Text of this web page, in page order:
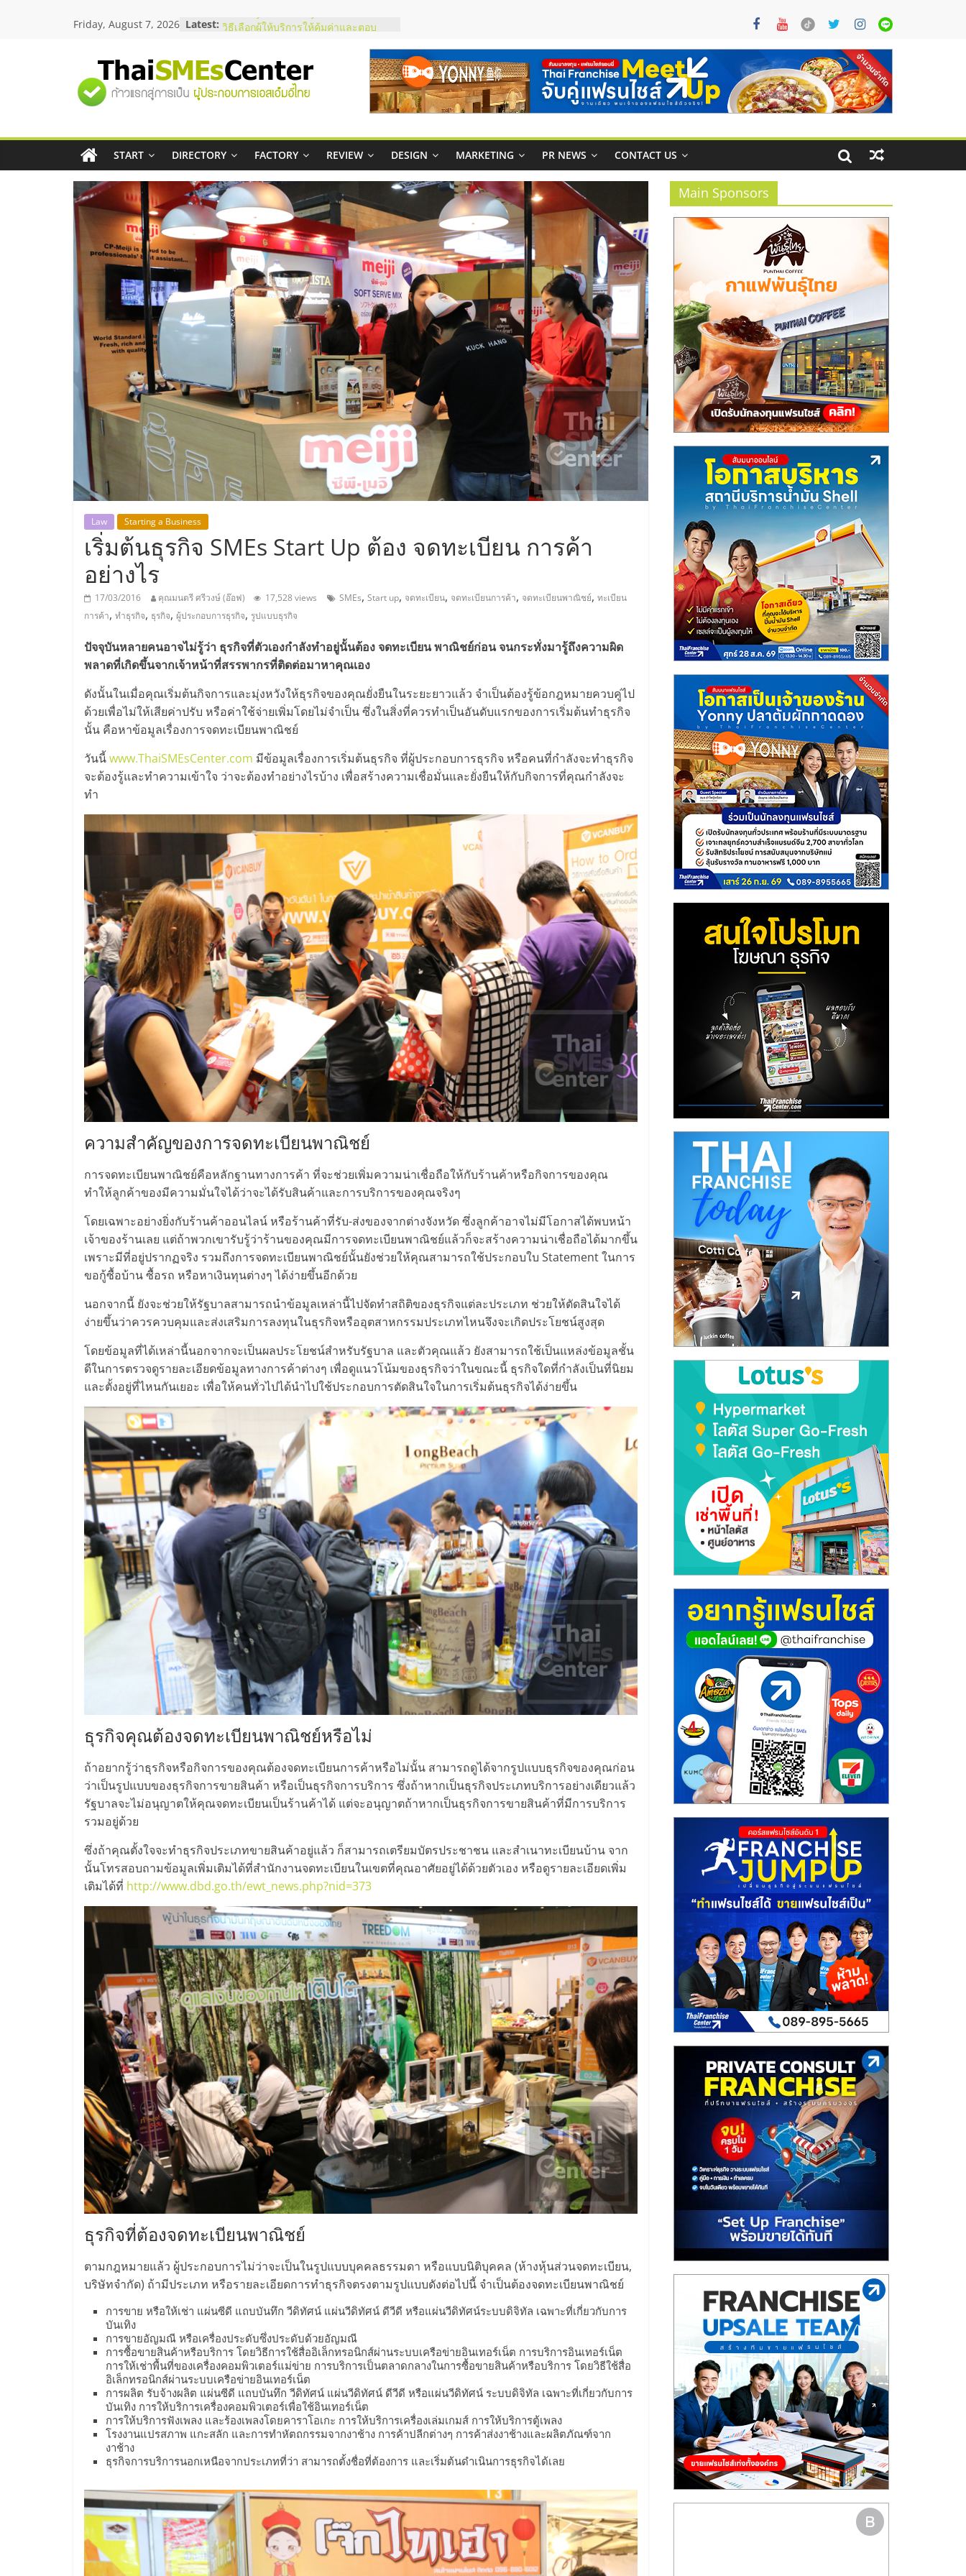
Friday, August 7, 2026 Latest: บริษัท Cybersecurity ในไทยที่ไหนดี?
อยากหาเงินทุน เพิ่มสภาพคล่องให้ธุรกิจ
เริ่มยังไงให้ผ่านฉลุย
สัมมนาออนไลน์ โอกาสบริหารสถานี
ThaiFranchise Meet Up จับคู่แฟรน
ไชส์ ครั้งที่ 8
ร้านเครื่องเสียงคุณภาพสูง พร้อม
โซลูชันระบบภาพและเสียง
"ศูนย์
รวม
ข้อมูล
ธุรกิจ
SME
แห่ง
ประเทศไทย,
ThaiSMEsCenter,
รวม
ธุรกิจ
เอ
ส
เอ็
มอี
ไทย,
SMEs,
แฟ
รน
ไชส์,
ที่
ปรึกษา
แฟ
รน
ไชส์,
รวม
แฟ
รน
ไชส์
ขาย
แฟ
รน
ไชส์
แฟ
รน
ไชส์
ขาย
หน้า
บ้าน
ลงทุน
น้อย
ทุน
ไว,
ที่
ปรึกษา
การ
ลงทุน
และ
ขยาย
สา
ขา
แฟ
รน
ไชส์,
ศูนย์
รวม
แฟ
รน
ไชส์
พร้อม
ทำเล
สำหรับ
เปิด
START DIRECTORY FACTORY REVIEW DESIGN MARKETING PR NEWS CONTACT US
Law Starting a Business
เริ่มต้นธุรกิจ SMEs Start Up ต้อง จดทะเบียน การค้า
อย่างไร
17/03/2016 คุณมนตรี ศรีวงษ์ (อ๊อฟ) 17,528 views SMEs, Start up, จดทะเบียน, จดทะเบียนการค้า, จดทะเบียนพาณิชย์, ทะเบียน
การค้า, ทำธุรกิจ, ธุรกิจ, ผู้ประกอบการธุรกิจ, รูปแบบธุรกิจ
ปัจจุบันหลายคนอาจไม่รู้ว่า ธุรกิจที่ตัวเองกำลังทำอยู่นั้นต้อง จดทะเบียน พาณิชย์ก่อน จนกระทั่งมารู้ถึงความผิด
พลาดที่เกิดขึ้นจากเจ้าหน้าที่สรรพากรที่ติดต่อมาหาคุณเอง
ดังนั้นในเมื่อคุณเริ่มต้นกิจการและมุ่งหวังให้ธุรกิจของคุณยั่งยืนในระยะยาวแล้ว จำเป็นต้องรู้ข้อกฎหมายควบคู่ไป
ด้วยเพื่อไม่ให้เสียค่าปรับ หรือค่าใช้จ่ายเพิ่มโดยไม่จำเป็น ซึ่งในสิ่งที่ควรทำเป็นอันดับแรกของการเริ่มต้นทำธุรกิจ
นั้น คือหาข้อมูลเรื่องการจดทะเบียนพาณิชย์
วันนี้www.ThaiSMEsCenter.com มีข้อมูลเรื่องการเริ่มต้นธุรกิจ ที่ผู้ประกอบการธุรกิจ หรือคนที่กำลังจะทำธุรกิจ
จะต้องรู้และทำความเข้าใจ ว่าจะต้องทำอย่างไรบ้าง เพื่อสร้างความเชื่อมั่นและยั่งยืนให้กับกิจการที่คุณกำลังจะ
ทำ
ความสำคัญของการจดทะเบียนพาณิชย์
การจดทะเบียนพาณิชย์คือหลักฐานทางการค้า ที่จะช่วยเพิ่มความน่าเชื่อถือให้กับร้านค้าหรือกิจการของคุณ
ทำให้ลูกค้าของมีความมั่นใจได้ว่าจะได้รับสินค้าและการบริการของคุณจริงๆ
โดยเฉพาะอย่างยิ่งกับร้านค้าออนไลน์ หรือร้านค้าที่รับ-ส่งของจากต่างจังหวัด ซึ่งลูกค้าอาจไม่มีโอกาสได้พบหน้า
เจ้าของร้านเลย แต่ถ้าพวกเขารับรู้ว่าร้านของคุณมีการจดทะเบียนพาณิชย์แล้วก็จะสร้างความน่าเชื่อถือได้มากขึ้น
เพราะมีที่อยู่ปรากฏจริง รวมถึงการจดทะเบียนพาณิชย์นั้นยังช่วยให้คุณสามารถใช้ประกอบใบ Statement ในการ
ขอกู้ซื้อบ้าน ซื้อรถ หรือหาเงินทุนต่างๆ ได้ง่ายขึ้นอีกด้วย
นอกจากนี้ ยังจะช่วยให้รัฐบาลสามารถนำข้อมูลเหล่านี้ไปจัดทำสถิติของธุรกิจแต่ละประเภท ช่วยให้ตัดสินใจได้
ง่ายขึ้นว่าควรควบคุมและส่งเสริมการลงทุนในธุรกิจหรืออุตสาหกรรมประเภทไหนจึงจะเกิดประโยชน์สูงสุด
โดยข้อมูลที่ได้เหล่านี้นอกจากจะเป็นผลประโยชน์สำหรับรัฐบาล และตัวคุณแล้ว ยังสามารถใช้เป็นแหล่งข้อมูลชั้น
ดีในการตรวจดูรายละเอียดข้อมูลทางการค้าต่างๆ เพื่อดูแนวโน้มของธุรกิจว่าในขณะนี้ ธุรกิจใดที่กำลังเป็นที่นิยม
และตั้งอยู่ที่ไหนกันเยอะ เพื่อให้คนทั่วไปได้นำไปใช้ประกอบการตัดสินใจในการเริ่มต้นธุรกิจได้ง่ายขึ้น
ธุรกิจคุณต้องจดทะเบียนพาณิชย์หรือไม่
ถ้าอยากรู้ว่าธุรกิจหรือกิจการของคุณต้องจดทะเบียนการค้าหรือไม่นั้น สามารถดูได้จากรูปแบบธุรกิจของคุณก่อน
ว่าเป็นรูปแบบของธุรกิจการขายสินค้า หรือเป็นธุรกิจการบริการ ซึ่งถ้าหากเป็นธุรกิจประเภทบริการอย่างเดียวแล้ว
รัฐบาลจะไม่อนุญาตให้คุณจดทะเบียนเป็นร้านค้าได้ แต่จะอนุญาตถ้าหากเป็นธุรกิจการขายสินค้าที่มีการบริการ
รวมอยู่ด้วย
ซึ่งถ้าคุณตั้งใจจะทำธุรกิจประเภทขายสินค้าอยู่แล้ว ก็สามารถเตรียมบัตรประชาชน และสำเนาทะเบียนบ้าน จาก
นั้นโทรสอบถามข้อมูลเพิ่มเติมได้ที่สำนักงานจดทะเบียนในเขตที่คุณอาศัยอยู่ได้ด้วยตัวเอง หรือดูรายละเอียดเพิ่ม
เติมได้ที่ http://www.dbd.go.th/ewt_news.php?nid=373
ธุรกิจที่ต้องจดทะเบียนพาณิชย์
ตามกฎหมายแล้ว ผู้ประกอบการไม่ว่าจะเป็นในรูปแบบบุคคลธรรมดา หรือแบบนิติบุคคล (ห้างหุ้นส่วนจดทะเบียน,
บริษัทจำกัด) ถ้ามีประเภท หรือรายละเอียดการทำธุรกิจตรงตามรูปแบบดังต่อไปนี้ จำเป็นต้องจดทะเบียนพาณิชย์
การขาย หรือให้เช่า แผ่นซีดี แถบบันทึก วีดิทัศน์ แผ่นวีดิทัศน์ ดีวีดี หรือแผ่นวีดิทัศน์ระบบดิจิทัล เฉพาะที่เกี่ยวกับการ
บันเทิง
การขายอัญมณี หรือเครื่องประดับซึ่งประดับด้วยอัญมณี
การซื้อขายสินค้าหรือบริการ โดยวิธีการใช้สื่ออิเล็กทรอนิกส์ผ่านระบบเครือข่ายอินเทอร์เน็ต การบริการอินเทอร์เน็ต
การให้เช่าพื้นที่ของเครื่องคอมพิวเตอร์แม่ข่าย การบริการเป็นตลาดกลางในการซื้อขายสินค้าหรือบริการ โดยวิธีใช้สื่อ
อิเล็กทรอนิกส์ผ่านระบบเครือข่ายอินเทอร์เน็ต
การผลิต รับจ้างผลิต แผ่นซีดี แถบบันทึก วีดิทัศน์ แผ่นวีดิทัศน์ ดีวีดี หรือแผ่นวีดิทัศน์ ระบบดิจิทัล เฉพาะที่เกี่ยวกับการ
บันเทิง การให้บริการเครื่องคอมพิวเตอร์เพื่อใช้อินเทอร์เน็ต
การให้บริการฟังเพลง และร้องเพลงโดยคาราโอเกะ การให้บริการเครื่องเล่มเกมส์ การให้บริการตู้เพลง
โรงงานแปรสภาพ แกะสลัก และการทำหัตถกรรมจากงาช้าง การค้าปลีกต่างๆ การค้าส่งงาช้างและผลิตภัณฑ์จาก
งาช้าง
ธุรกิจการบริการนอกเหนือจากประเภทที่ว่า สามารถตั้งชื่อที่ต้องการ และเริ่มต้นดำเนินการธุรกิจได้เลย
Main Sponsors